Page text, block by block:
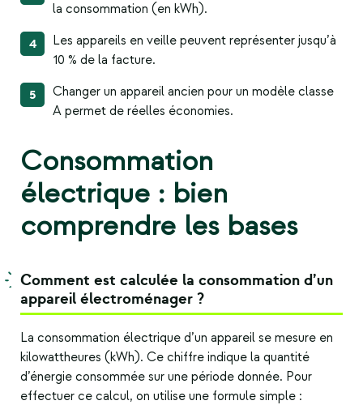
la consommation (en kWh).
Les appareils en veille peuvent représenter jusqu’à
10 % de la facture.
Changer un appareil ancien pour un modèle classe
A permet de réelles économies.
Consommation
électrique : bien
comprendre les bases
Comment est calculée la consommation d’un
appareil électroménager ?
La consommation électrique d’un appareil se mesure en
kilowattheures (kWh). Ce chiffre indique la quantité
d’énergie consommée sur une période donnée. Pour
effectuer ce calcul, on utilise une formule simple :